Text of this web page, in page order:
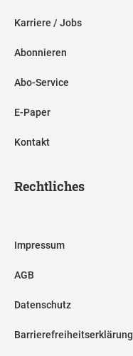
Karriere / Jobs
Abonnieren
Abo-Service
E-Paper
Kontakt
Rechtliches
Impressum
AGB
Datenschutz
Barrierefreiheitserklärung